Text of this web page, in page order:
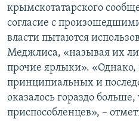
крымскотатарского
согласие с
власти пытаются
Меджлиса, «называя их
прочие ярлыки». «Однако,
принципиальных и
оказалось гораздо
приспособленцев», –